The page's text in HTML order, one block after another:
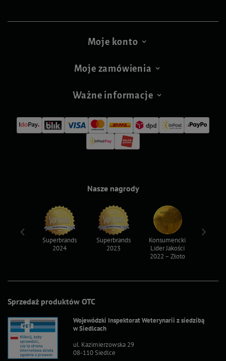
Moje konto
Moje zamówienia
Ważne informacje
Sprzedaż produktów OTC
Wojewódzki Inspektorat Weterynarii z siedzibą
w Siedlcach
ul. Kazimierzowska 29
08-110 Siedlce
Nasze nagrody
Superbrands
2024
Superbrands
2023
Konsumencki
Lider Jakości
2022 – Złoto